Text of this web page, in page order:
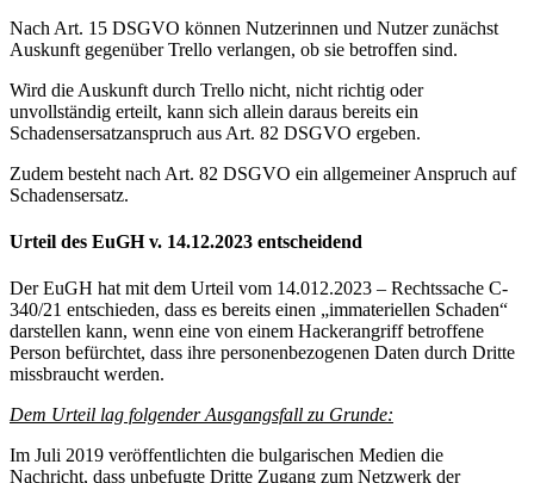
Nach Art. 15 DSGVO können Nutzerinnen und Nutzer zunächst
Auskunft gegenüber Trello verlangen, ob sie betroffen sind.
Wird die Auskunft durch Trello nicht, nicht richtig oder
unvollständig erteilt, kann sich allein daraus bereits ein
Schadensersatzanspruch aus Art. 82 DSGVO ergeben.
Zudem besteht nach Art. 82 DSGVO ein allgemeiner Anspruch auf
Schadensersatz.
Urteil des EuGH v. 14.12.2023 entscheidend
Der EuGH hat mit dem Urteil vom 14.012.2023 – Rechtssache C-
340/21 entschieden, dass es bereits einen „immateriellen Schaden“
darstellen kann, wenn eine von einem Hackerangriff betroffene
Person befürchtet, dass ihre personenbezogenen Daten durch Dritte
missbraucht werden.
Dem Urteil lag folgender Ausgangsfall zu Grunde:
Im Juli 2019 veröffentlichten die bulgarischen Medien die
Nachricht, dass unbefugte Dritte Zugang zum Netzwerk der